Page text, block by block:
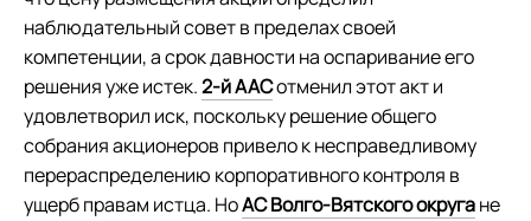
наблюдательный совет в пределах своей
компетенции, а срок давности на оспаривание его
решения уже истек.2-й ААСотменил этот акт и
удовлетворил иск, поскольку решение общего
собрания акционеров привело к несправедливому
перераспределению корпоративного контроля в
ущерб правам истца. НоАС Волго-Вятского округане